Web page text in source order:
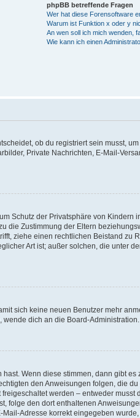
phpBB betreffende Fragen
Wer hat diese Forensoftware
Warum ist Funktion x oder y
An wen soll ich mich wenden,
Wie kann ich einen
ob du registriert sein musst,
Private Nachrichten, E-Mail-
Schutz der Privatsphäre von
Zustimmung der Eltern
ziehe einen rechtlichen Beistand zu
Art ist; außer solchen, die unter
sich keine neuen Benutzer mehr
dich an die Board-Administration.
Wenn diese stimmen, dann gibt es
den Anweisungen folgen, die
werden – entweder
folge den dort enthaltenen
Adresse korrekt eingegeben